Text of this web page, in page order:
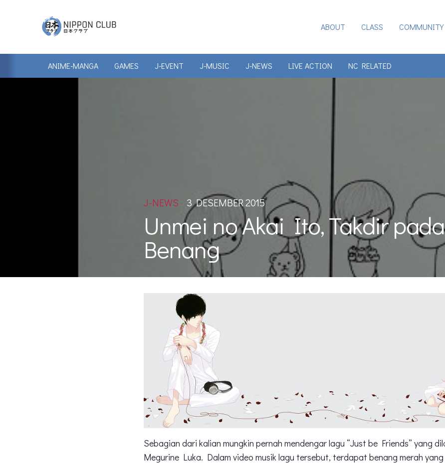
ABOUT CLASS COMMUNITY
ANIME-MANGA GAMES J-EVENT J-MUSIC J-NEWS LIVE ACTION NC RELATED
J-NEWS 3 DESEMBER 2015
Unmei no Akai Ito, Takdir
Benang
Sebagian dari kalian mungkin pernah mendengar lagu “Just be Friends” yang
Megurine Luka. Dalam video musik lagu tersebut, terdapat benang merah yang